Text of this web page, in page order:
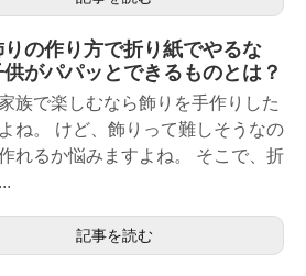
の作り方で折り紙でやるな
供がパパッとできるものとは？
族で楽しむなら飾りを手作りした
ね。 けど、飾りって難しそうなの
れるか悩みますよね。 そこで、折
記事を読む